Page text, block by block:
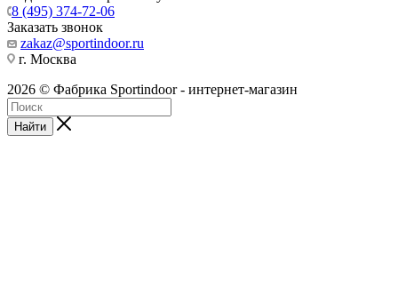
8 (495) 374-72-06
Заказать звонок
zakaz@sportindoor.ru
г. Москва
2026 © Фабрика Sportindoor - интернет-магазин
Найти